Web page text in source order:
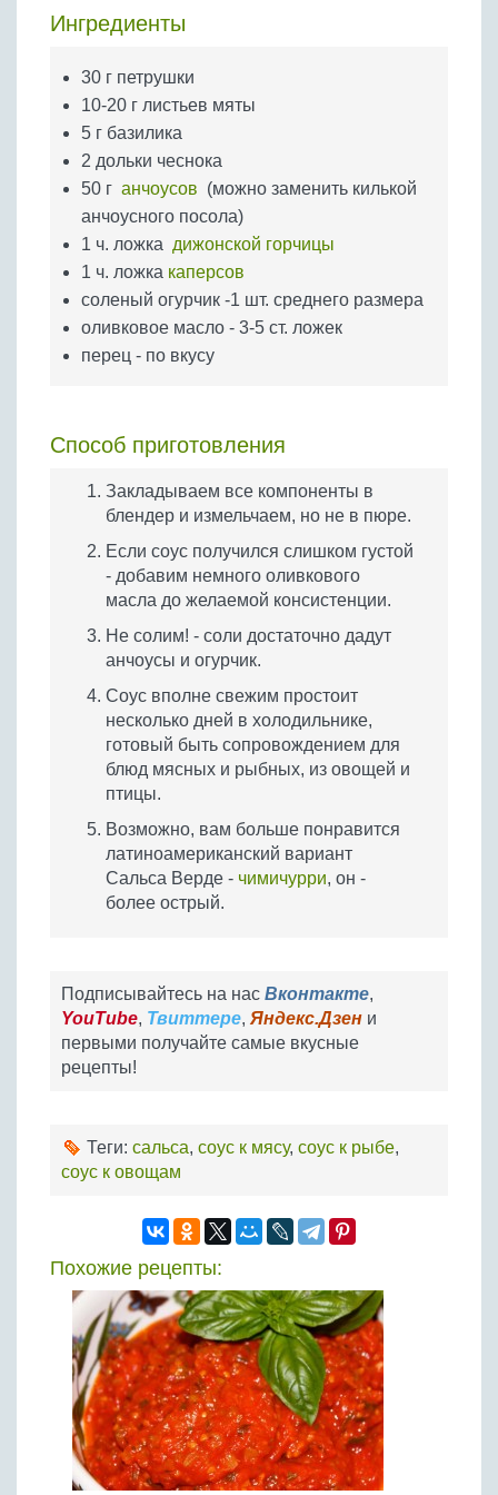
Крупы
Ингредиенты
30 г петрушки
10-20 г листьев мяты
5 г базилика
2 дольки чеснока
50 г анчоусов (можно заменить килькой
анчоусного посола)
1 ч. ложка дижонской горчицы
1 ч. ложка каперсов
соленый огурчик -1 шт. среднего размера
оливковое масло - 3-5 ст. ложек
перец - по вкусу
Способ приготовления
Закладываем все компоненты в
блендер и измельчаем, но не в пюре.
Если соус получился слишком густой
- добавим немного оливкового
масла до желаемой консистенции.
Не солим! - соли достаточно дадут
анчоусы и огурчик.
Соус вполне свежим простоит
несколько дней в холодильнике,
готовый быть сопровождением для
блюд мясных и рыбных, из овощей и
птицы.
Возможно, вам больше понравится
латиноамериканский вариант
Сальса Верде - чимичурри, он -
более острый.
Подписывайтесь на нас Вконтакте,
YouTube, Твиттере, Яндекс.Дзен и
первыми получайте самые вкусные
рецепты!
Теги: сальса, соус к мясу, соус к рыбе,
соус к овощам
Похожие рецепты: